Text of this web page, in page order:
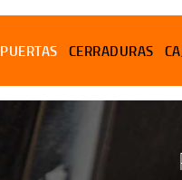
PUERTAS CERRADURAS